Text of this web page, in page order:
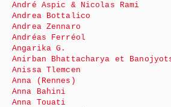
André Aspic & Nicolas Rami
Andrea Bottalico
Andrea Zennaro
Andréas Ferréol
Angarika G.
Anirban Bhattacharya et
Anissa Tlemcen
Anna (Rennes)
Anna Bahini
Anna Touati